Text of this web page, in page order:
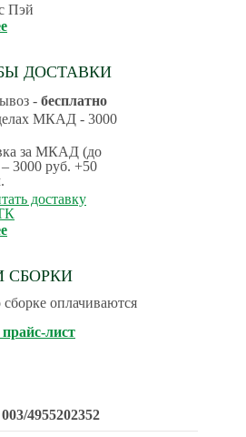
Пэй
ДОСТАВКИ
- бесплатно
МКАД - 3000
за МКАД (до
3000 руб. +50
доставку
СБОРКИ
оплачиваются
лист
003/4955202352